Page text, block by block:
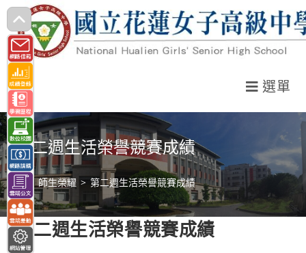
跳
轉
至
主
要
內
容
選單
第二週生活榮譽競賽成績
> 師生榮耀 > 第二週生活榮譽競賽成績
第二週生活榮譽競賽成績